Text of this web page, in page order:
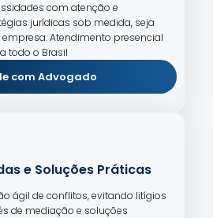
com atenção e
jurídicas sob medida, seja
Atendimento presencial
todo o Brasil
com Advogado
e Soluções Práticas
ágil de conflitos, evitando litígios
de mediação e soluções